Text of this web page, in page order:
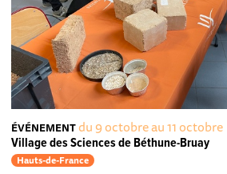
ÉVÉNEMENTdu 9 octobre au 11 octobre
Village des Sciences de Béthune-Bruay
Hauts-de-France